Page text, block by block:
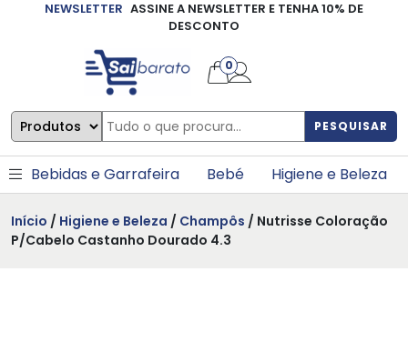
NEWSLETTER ASSINE A NEWSLETTER E TENHA 10% DE
DESCONTO
PESQUISAR
0
Bebidas e Garrafeira Bebé Higiene e Beleza
Início / Higiene e Beleza / Champôs / Nutrisse Coloração
P/Cabelo Castanho Dourado 4.3